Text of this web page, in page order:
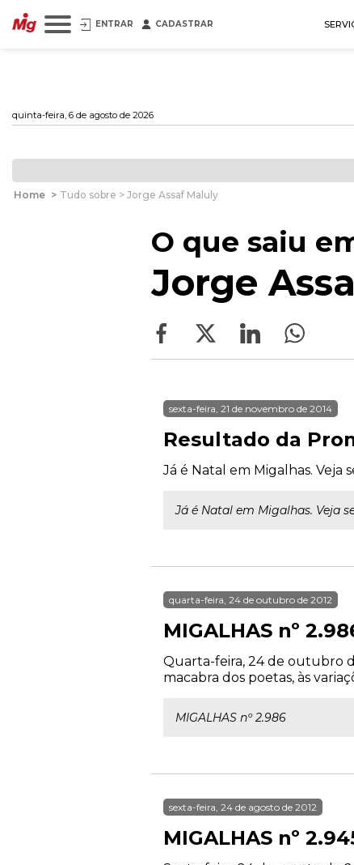
ENTRAR CADASTRAR
quinta-feira, 6 de agosto de 2026
Home > Tudo sobre > Jorge Assaf Maluly
O que saiu
Jorge
sexta-feira, 21 de novembro de 2014
Resultado da
Já é Natal em Migalhas. Veja
Já é Natal em Migalhas. Veja
quarta-feira, 24 de outubro de 2012
MIGALHAS nº
Quarta-feira, 24 de outubro
macabra dos poetas, às
MIGALHAS nº 2.986
sexta-feira, 24 de agosto de 2012
MIGALHAS nº